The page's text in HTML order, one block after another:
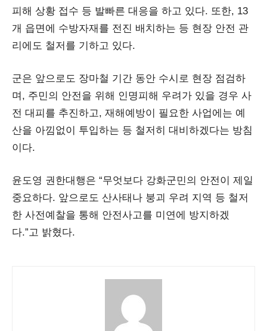
피해 상황 접수 등 발빠른 대응을 하고 있다. 또한, 13
개 읍면에 수방자재를 전진 배치하는 등 현장 안전 관
리에도 철저를 기하고 있다.
군은 앞으로도 장마철 기간 동안 수시로 현장 점검하
며, 주민의 안전을 위해 인명피해 우려가 있을 경우 사
전 대피를 추진하고, 재해예방이 필요한 사업에는 예
산을 아낌없이 투입하는 등 철저히 대비하겠다는 방침
이다.
윤도영 권한대행은 “무엇보다 강화군민의 안전이 제일
중요하다. 앞으로도 산사태나 붕괴 우려 지역 등 철저
한 사전예찰을 통해 안전사고를 미연에 방지하겠
다.”고 밝혔다.